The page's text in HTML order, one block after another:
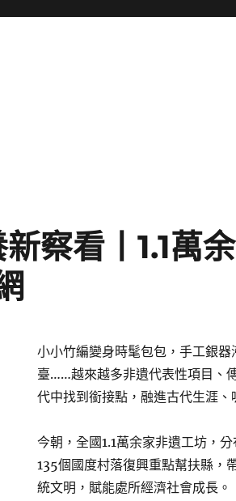
察看丨1.1萬
小小竹編變身時髦包包，手工銀
臺……越來越多非遺代表性項目、
代中找到銜接點，融進古代生涯、
今朝，全國1.1萬余家非遺工坊，
135個國度村落復興重點幫扶縣，
統文明，賦能處所經濟社會成長。